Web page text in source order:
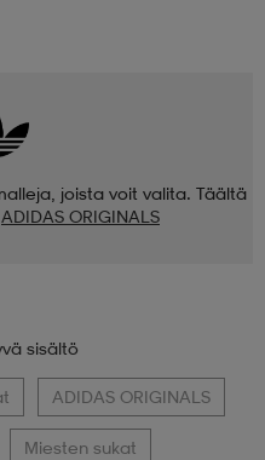
joista voit valita. Täältä
ADIDAS ORIGINALS
sisältö
ADIDAS ORIGINALS
Miesten sukat